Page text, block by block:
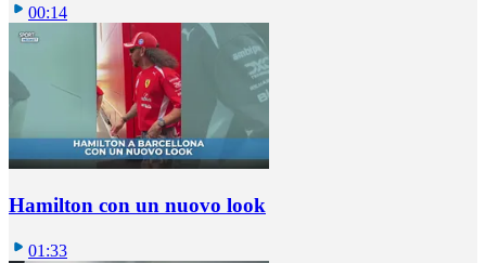
00:14
Hamilton con un nuovo look
01:33